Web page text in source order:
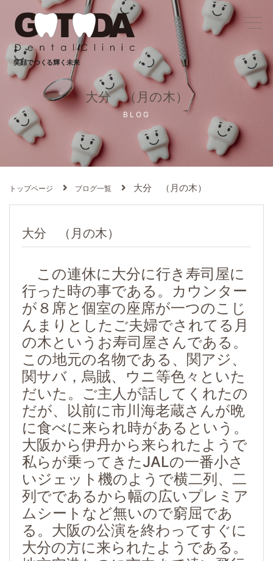
笑顔でつくる輝く未来
大分 （月の木）
BLOG
トップページ ブログ一覧 大分 （月の木）
大分 （月の木）
この連休に大分に行き寿司屋に
行った時の事である。カウンター
が８席と個室の座席が一つのこじ
んまりとしたご夫婦でされてる月
の木というお寿司屋さんである。
この地元の名物である、関アジ、
関サバ，烏賊、ウニ等色々といた
だいた。ご主人が話してくれたの
だが、以前に市川海老蔵さんが晩
に食べに来られ時があるという。
大阪から伊丹から来られたようで
私らが乗ってきたJALの一番小さ
いジェット機のようで横二列、二
列でであるから幅の広いプレミア
ムシートなど無いので窮屈であ
る。大阪の公演を終わってすぐに
大分の方に来られたようである。